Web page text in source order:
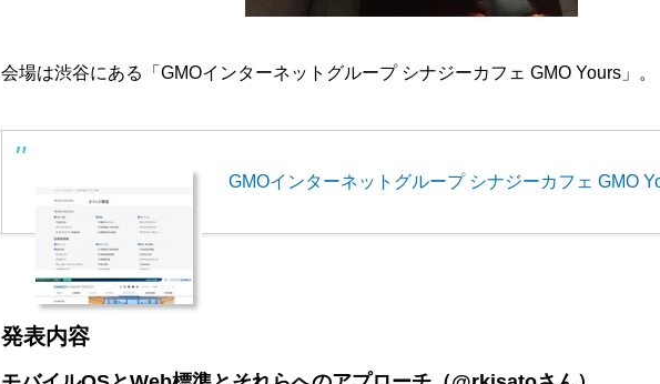
会場は渋谷にある「GMOインターネットグループ シナジーカフェ GMO Yours」。
GMOインターネットグループ シナジーカフェ GMO
発表内容